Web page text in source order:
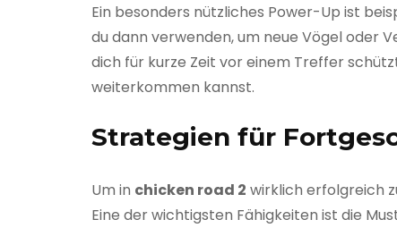
Ein besonders nützliches Power-Up ist
du dann verwenden, um neue Vögel oder
dich für kurze Zeit vor einem Treffer
weiterkommen kannst.
Strategien für
Um in chicken road 2 wirklich erfolgreich
Eine der wichtigsten Fähigkeiten ist die